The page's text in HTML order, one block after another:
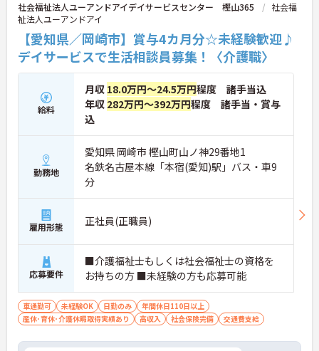
社会福祉法人ユーアンドアイデイサービスセンター 樫山365
社会福
祉法人ユーアンドアイ
【愛知県／岡崎市】賞与4カ月分☆未経験歓迎♪
デイサービスで生活相談員募集！〈介護職〉
給料
月収 18.0万円～24.5万円程度 諸手当込
年収 282万円～392万円程度 諸手当・賞与
込
勤務地
愛知県 岡崎市 樫山町山ノ神29番地1
名鉄名古屋本線「本宿(愛知)駅」バス・車9
分
雇用形態 正社員(正職員)
応募要件
■介護福祉士もしくは社会福祉士の資格を
お持ちの方 ■未経験の方も応募可能
車通勤可 未経験OK 日勤のみ
年間休日110日以上
産休･育休･介護休暇取得実績あり
高収入 社会保険完備 交通費支給